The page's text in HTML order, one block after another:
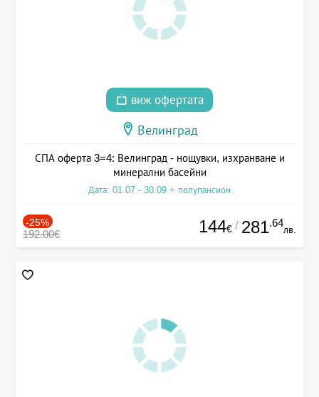
виж офертата
Велинград
СПА оферта 3=4: Велинград - нощувки, изхранване и
минерални басейни
Дата: 01.07 - 30.09 + полупансион
-25%
192.00€ 144€ / 281.64
лв.